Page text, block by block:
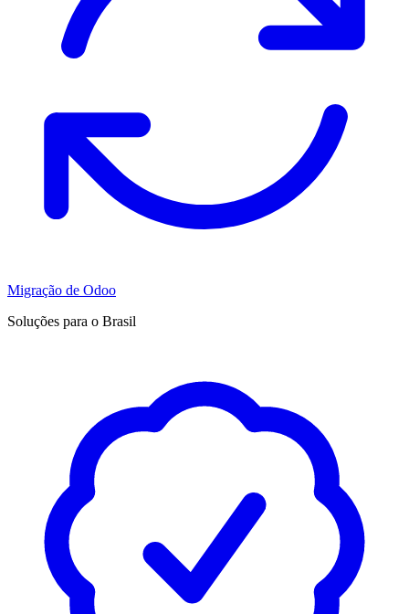
Migração de Odoo
Soluções para o Brasil